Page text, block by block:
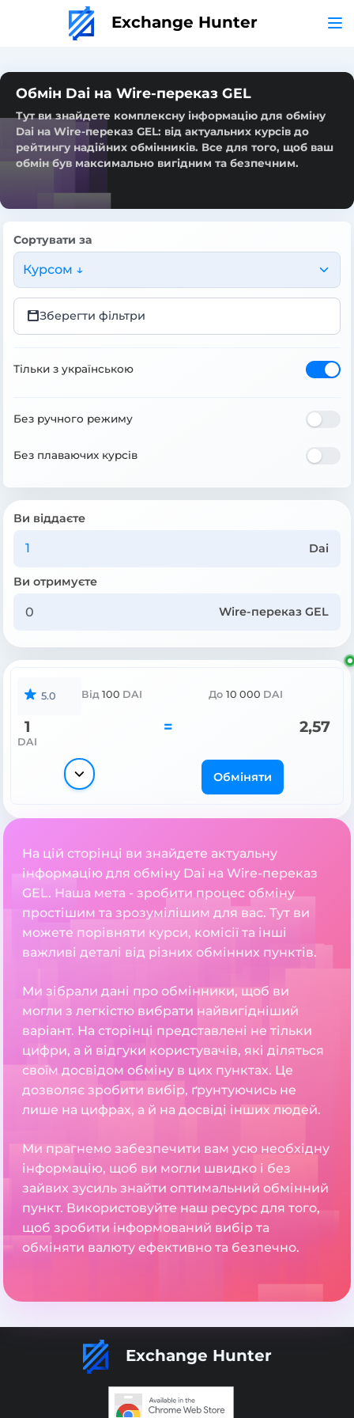
Exchange Hunter
Обмін Dai на Wire-переказ GEL
Тут ви знайдете комплексну інформацію для обміну
Dai на Wire-переказ GEL: від актуальних курсів до
рейтингу надійних обмінників. Все для того, щоб ваш
обмін був максимально вигідним та безпечним.
Сортувати за
Курсом ↓
Зберегти фільтри
Тільки з українською
Без ручного режиму
Без плаваючих курсів
Ви віддаєте
Dai
Ви отримуєте
Wire-переказ GEL
5.0 Від 100 DAI До 10 000 DAI
1
DAI
= 2,57
Обміняти
На цій сторінці ви знайдете актуальну
інформацію для обміну Dai на Wire-переказ
GEL. Наша мета - зробити процес обміну
простішим та зрозумілішим для вас. Тут ви
можете порівняти курси, комісії та інші
важливі деталі від різних обмінних пунктів.
Ми зібрали дані про обмінники, щоб ви
могли з легкістю вибрати найвигідніший
варіант. На сторінці представлені не тільки
цифри, а й відгуки користувачів, які діляться
своїм досвідом обміну в цих пунктах. Це
дозволяє зробити вибір, ґрунтуючись не
лише на цифрах, а й на досвіді інших людей.
Ми прагнемо забезпечити вам усю необхідну
інформацію, щоб ви могли швидко і без
зайвих зусиль знайти оптимальний обмінний
пункт. Використовуйте наш ресурс для того,
щоб зробити інформований вибір та
обміняти валюту ефективно та безпечно.
Exchange Hunter